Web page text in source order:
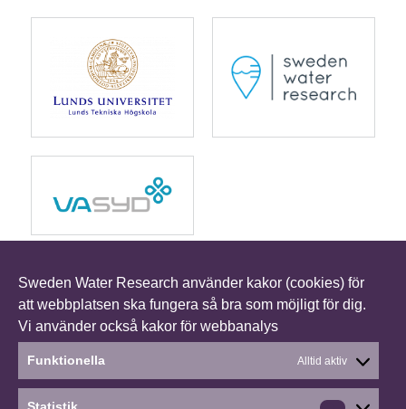
Sweden Water Research använder kakor (cookies) för
att webbplatsen ska fungera så bra som möjligt för dig.
Vi använder också kakor för webbanalys
Funktionella Alltid aktiv
Social media